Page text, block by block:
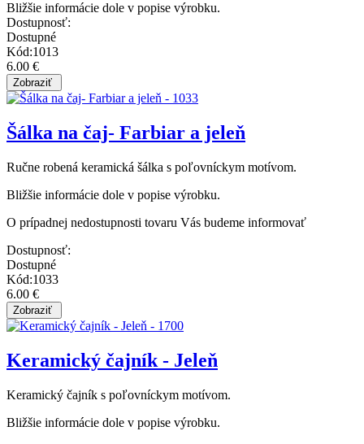
Bližšie informácie dole v popise výrobku.
Dostupnosť:
Dostupné
Kód:1013
6.00 €
Šálka na čaj- Farbiar a jeleň
Ručne robená keramická šálka s poľovníckym motívom.
Bližšie informácie dole v popise výrobku.
O prípadnej nedostupnosti tovaru Vás budeme informovať
Dostupnosť:
Dostupné
Kód:1033
6.00 €
Keramický čajník - Jeleň
Keramický čajník s poľovníckym motívom.
Bližšie informácie dole v popise výrobku.